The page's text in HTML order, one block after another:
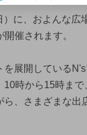
に、およんな広
催されます。
を展開している
時から15時まで
ら、さまざまな出